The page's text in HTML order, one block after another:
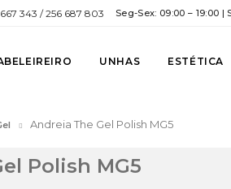
667 343 / 256 687 803 Seg-Sex: 09:00 – 19:00 |
UNHAS ESTÉTICA
Andreia The Gel Polish MG5
Polish MG5